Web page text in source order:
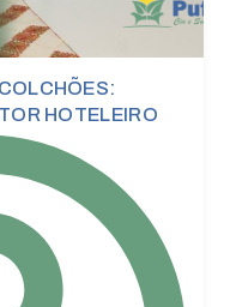
HOTELEIRO